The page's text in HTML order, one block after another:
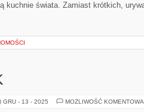
kuchnie świata. Zamiast krótkich,
GRU - 13 - 2025 MOŻLIWOŚĆ